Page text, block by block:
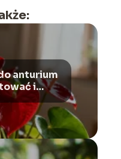
anturium
i